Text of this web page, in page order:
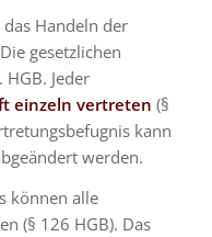
Handeln der
gesetzlichen
Jeder
einzeln vertreten (§
kann
werden.
können alle
(§ 126 HGB). Das